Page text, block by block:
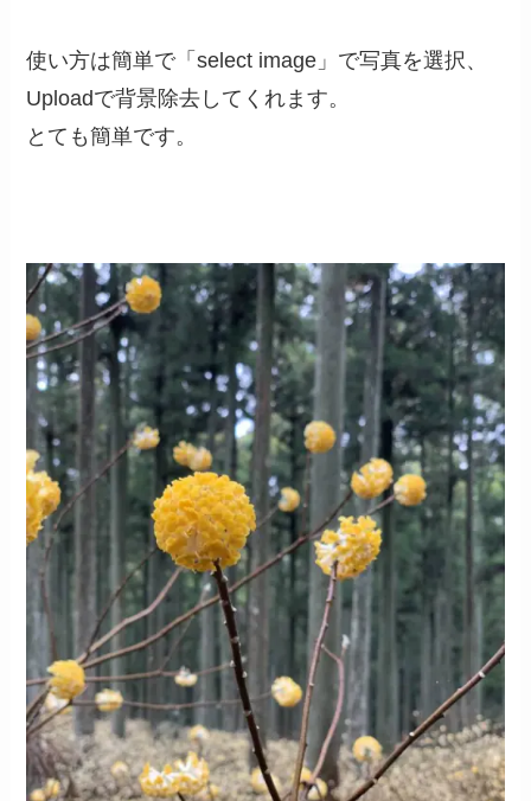
使い方は簡単で「select image」で写真を選択、
Uploadで背景除去してくれます。
とても簡単です。